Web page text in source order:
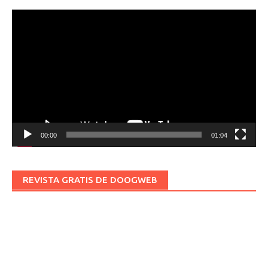
00:00 01:04
REVISTA GRATIS DE DOOGWEB